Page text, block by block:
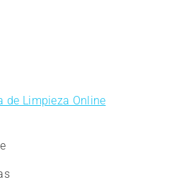
de Limpieza Online